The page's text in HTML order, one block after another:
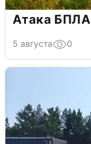
Атака
5 августа 0